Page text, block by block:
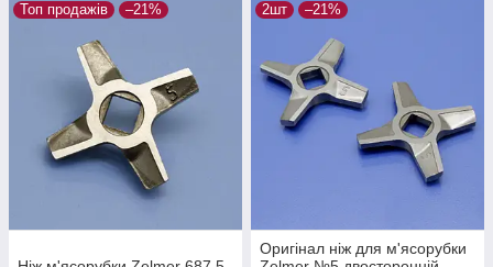
Топ продажів –21% 2шт –21%
Оригінал ніж для м'ясорубки